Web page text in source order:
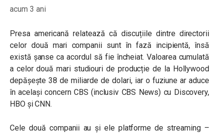
acum 3 ani
Presa americană relatează că discuțiile dintre directorii
celor două mari companii sunt în fază incipientă, însă
există șanse ca acordul să fie încheiat. Valoarea cumulată
a celor două mari studiouri de producție de la Hollywood
depășește 38 de miliarde de dolari, iar o fuziune ar aduce
în același concern CBS (inclusiv CBS News) cu Discovery,
HBO și CNN.
Cele două companii au și ele platforme de streaming –